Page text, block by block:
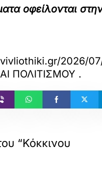
οφείλονται
2026/
ΠΟΛΙΤΙΣΜΟΥ .
“Κόκκινου